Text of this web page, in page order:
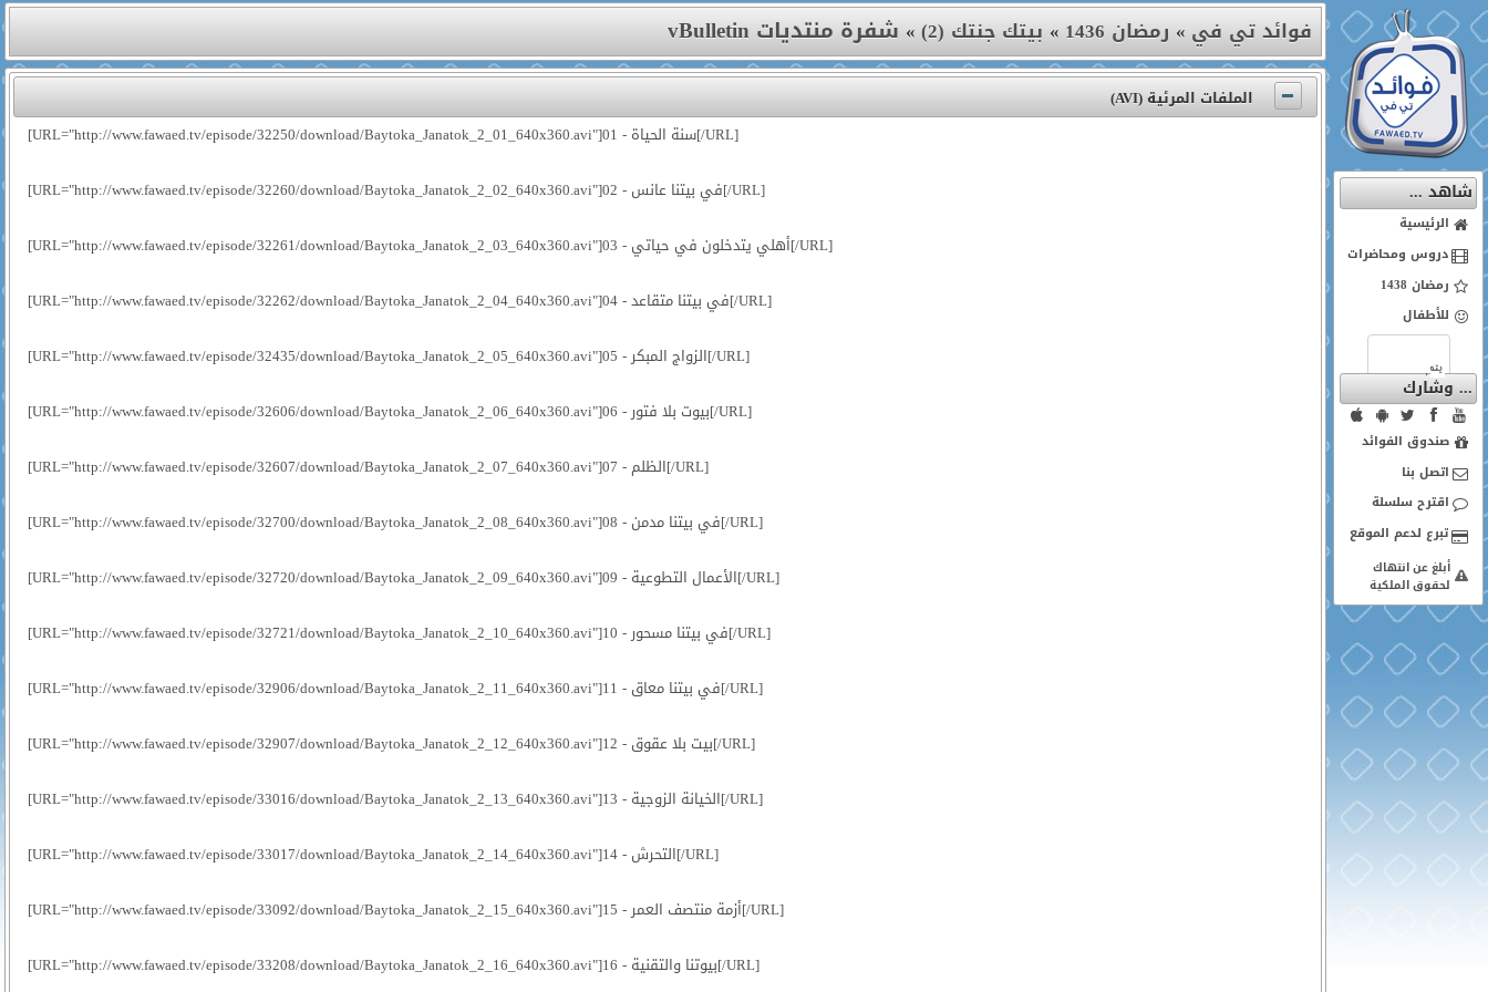
شاهد ...
الرئيسية
دروس ومحاضرات
رمضان 1438
للأطفال
... وشارك
صندوق الفوائد
اتصل بنا
اقترح سلسلة
أبلغ عن انتهاك
لحقوق الملكية
فوائد تي في » رمضان 1436 » بيتك جنتك (2) »شفرة منتديات vBulletin
الملفات المرئية (AVI)
[URL="http://www.fawaed.tv/episode/32250/download/Baytoka_Janatok_2_01_640x360.avi"]01 - سنة الحياة[/URL]
[URL="http://www.fawaed.tv/episode/32260/download/Baytoka_Janatok_2_02_640x360.avi"]02 - في بيتنا عانس[/URL]
[URL="http://www.fawaed.tv/episode/32261/download/Baytoka_Janatok_2_03_640x360.avi"]03 - أهلي يتدخلون في حياتي[/URL]
[URL="http://www.fawaed.tv/episode/32262/download/Baytoka_Janatok_2_04_640x360.avi"]04 - في بيتنا متقاعد[/URL]
[URL="http://www.fawaed.tv/episode/32435/download/Baytoka_Janatok_2_05_640x360.avi"]05 - الزواج المبكر[/URL]
[URL="http://www.fawaed.tv/episode/32606/download/Baytoka_Janatok_2_06_640x360.avi"]06 - بيوت بلا فتور[/URL]
[URL="http://www.fawaed.tv/episode/32607/download/Baytoka_Janatok_2_07_640x360.avi"]07 - الظلم[/URL]
[URL="http://www.fawaed.tv/episode/32700/download/Baytoka_Janatok_2_08_640x360.avi"]08 - في بيتنا مدمن[/URL]
[URL="http://www.fawaed.tv/episode/32720/download/Baytoka_Janatok_2_09_640x360.avi"]09 - الأعمال التطوعية[/URL]
[URL="http://www.fawaed.tv/episode/32721/download/Baytoka_Janatok_2_10_640x360.avi"]10 - في بيتنا مسحور[/URL]
[URL="http://www.fawaed.tv/episode/32906/download/Baytoka_Janatok_2_11_640x360.avi"]11 - في بيتنا معاق[/URL]
[URL="http://www.fawaed.tv/episode/32907/download/Baytoka_Janatok_2_12_640x360.avi"]12 - بيت بلا عقوق[/URL]
[URL="http://www.fawaed.tv/episode/33016/download/Baytoka_Janatok_2_13_640x360.avi"]13 - الخيانة الزوجية[/URL]
[URL="http://www.fawaed.tv/episode/33017/download/Baytoka_Janatok_2_14_640x360.avi"]14 - التحرش[/URL]
[URL="http://www.fawaed.tv/episode/33092/download/Baytoka_Janatok_2_15_640x360.avi"]15 - أزمة منتصف العمر[/URL]
[URL="http://www.fawaed.tv/episode/33208/download/Baytoka_Janatok_2_16_640x360.avi"]16 - بيوتنا والتقنية[/URL]